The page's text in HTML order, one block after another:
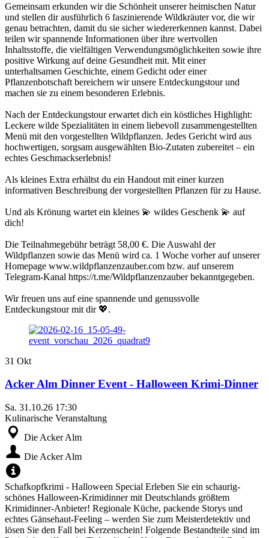
Gemeinsam erkunden wir die Schönheit unserer heimischen Natur
und stellen dir ausführlich 6 faszinierende Wildkräuter vor, die wir
genau betrachten, damit du sie sicher wiedererkennen kannst. Dabei
teilen wir spannende Informationen über ihre wertvollen
Inhaltsstoffe, die vielfältigen Verwendungsmöglichkeiten sowie ihre
positive Wirkung auf deine Gesundheit mit. Mit einer
unterhaltsamen Geschichte, einem Gedicht oder einer
Pflanzenbotschaft bereichern wir unsere Entdeckungstour und
machen sie zu einem besonderen Erlebnis.
Nach der Entdeckungstour erwartet dich ein köstliches Highlight:
Leckere wilde Spezialitäten in einem liebevoll zusammengestellten
Menü mit den vorgestellten Wildpflanzen. Jedes Gericht wird aus
hochwertigen, sorgsam ausgewählten Bio-Zutaten zubereitet – ein
echtes Geschmackserlebnis!
Als kleines Extra erhältst du ein Handout mit einer kurzen
informativen Beschreibung der vorgestellten Pflanzen für zu Hause.
Und als Krönung wartet ein kleines 💫 wildes Geschenk 💫 auf
dich!
Die Teilnahmegebühr beträgt 58,00 €. Die Auswahl der
Wildpflanzen sowie das Menü wird ca. 1 Woche vorher auf unserer
Homepage www.wildpflanzenzauber.com bzw. auf unserem
Telegram-Kanal https://t.me/Wildpflanzenzauber bekanntgegeben.
Wir freuen uns auf eine spannende und genussvolle
Entdeckungstour mit dir 💖.
31 Okt
Acker Alm Dinner Event - Halloween Krimi-Dinner
Sa. 31.10.26 17:30
Kulinarische Veranstaltung
Die Acker Alm
Die Acker Alm
Schafkopfkrimi - Halloween Special Erleben Sie ein schaurig-
schönes Halloween-Krimidinner mit Deutschlands größtem
Krimidinner-Anbieter! Regionale Küche, packende Storys und
echtes Gänsehaut-Feeling – werden Sie zum Meisterdetektiv und
lösen Sie den Fall bei Kerzenschein! Folgende Bestandteile sind im